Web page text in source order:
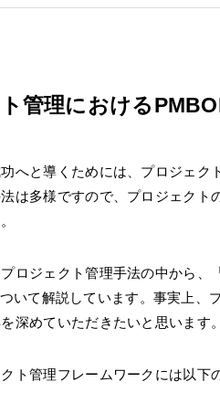
管理における
へと導くためには、プロジェ
は多様ですので、プロジェク
ロジェクト管理手法の中から、
いて解説しています。事実上
深めていただきたいと思います。
ト管理フレームワークには以下